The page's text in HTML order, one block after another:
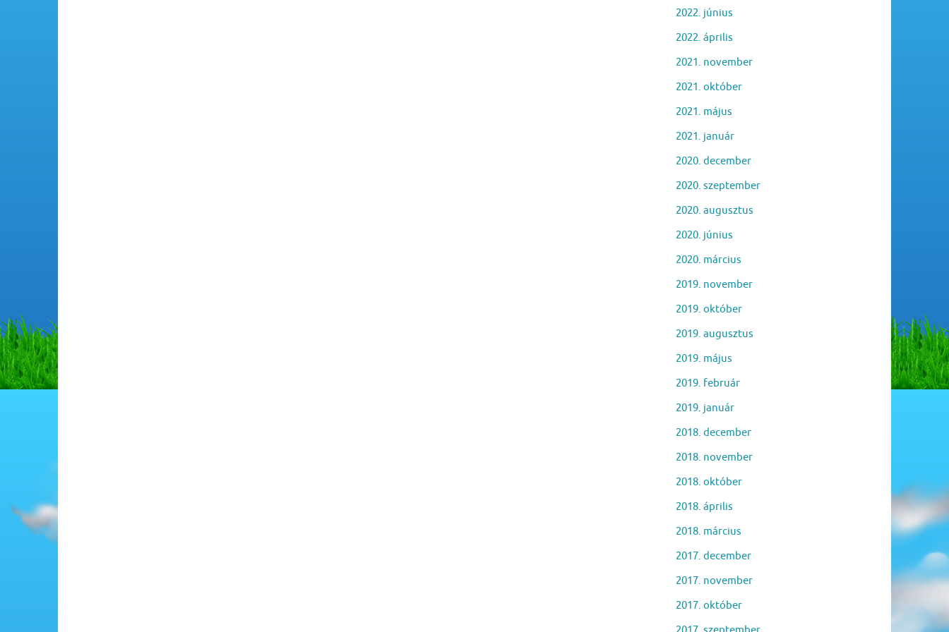
2022. június
2022. április
2021. november
2021. október
2021. május
2021. január
2020. december
2020. szeptember
2020. augusztus
2020. június
2020. március
2019. november
2019. október
2019. augusztus
2019. május
2019. február
2019. január
2018. december
2018. november
2018. október
2018. április
2018. március
2017. december
2017. november
2017. október